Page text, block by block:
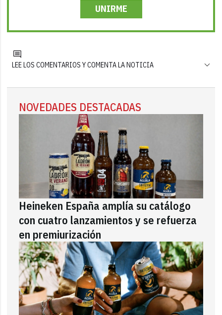
UNIRME
LEE LOS COMENTARIOS Y COMENTA LA NOTICIA
NOVEDADES DESTACADAS
Heineken España amplía su catálogo
con cuatro lanzamientos y se refuerza
en premiurización